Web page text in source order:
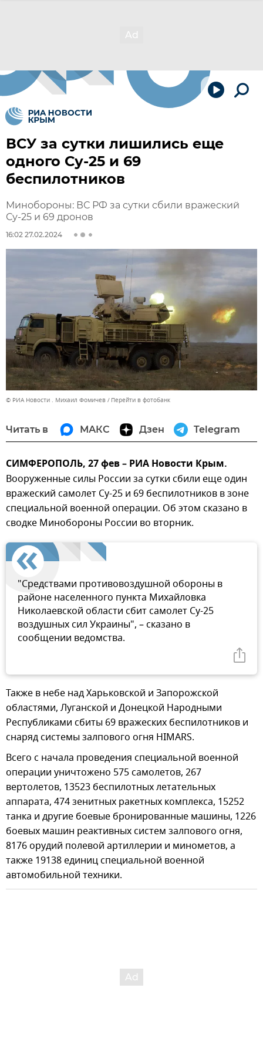
ВСУ за сутки лишились еще
одного Су-25 и 69
беспилотников
Минобороны: ВС РФ за сутки сбили вражеский
Су-25 и 69 дронов
16:02 27.02.2024
© РИА Новости . Михаил Фомичев Перейти в фотобанк
Читать в МАКС Дзен Telegram
СИМФЕРОПОЛЬ, 27 фев – РИА Новости Крым.
Вооруженные силы России за сутки сбили еще один
вражеский самолет Су-25 и 69 беспилотников в зоне
специальной военной операции. Об этом сказано в
сводке Минобороны России во вторник.
"Средствами противовоздушной обороны в
районе населенного пункта Михайловка
Николаевской области сбит самолет Су-25
воздушных сил Украины", – сказано в
сообщении ведомства.
Также в небе над Харьковской и Запорожской
областями, Луганской и Донецкой Народными
Республиками сбиты 69 вражеских беспилотников и
снаряд системы залпового огня HIMARS.
Всего с начала проведения специальной военной
операции уничтожено 575 самолетов, 267
вертолетов, 13523 беспилотных летательных
аппарата, 474 зенитных ракетных комплекса, 15252
танка и другие боевые бронированные машины, 1226
боевых машин реактивных систем залпового огня,
8176 орудий полевой артиллерии и минометов, а
также 19138 единиц специальной военной
автомобильной техники.